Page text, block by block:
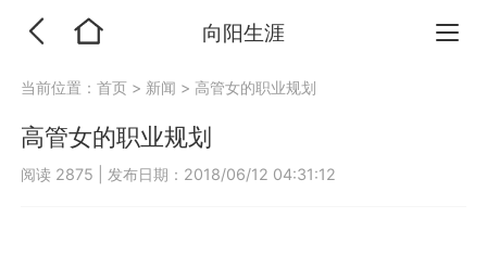
向阳生涯
当前位置：首页 > 新闻 > 高管女的职业规划
高管女的职业规划
阅读 2875 发布日期：2018/06/12 04:31:12